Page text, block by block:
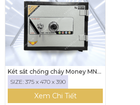
Két sắt chống cháy Money MNS-
SIZE: 375 x 470 x 390
Xem Chi Tiết